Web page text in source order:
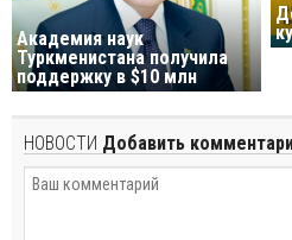
Академия наук
Туркменистана получила
поддержку в $10 млн
НОВОСТИ Добавить